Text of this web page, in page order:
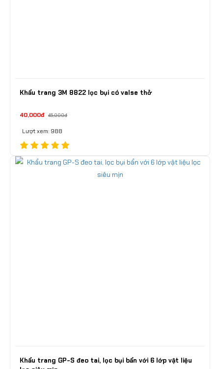
Khẩu trang 3M 8822 lọc bụi có valse thở
40,000đ 45,000đ
Lượt xem: 988
Khẩu trang GP-S đeo tai, lọc bụi bẩn với 6 lớp vật liệu